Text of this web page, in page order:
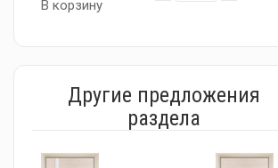
В корзину
Другие предложения
раздела